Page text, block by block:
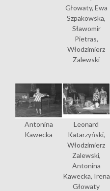
Głowaty, Ewa
Szpakowska,
Sławomir
Pietras,
Włodzimierz
Zalewski
Antonina
Kawecka
Leonard
Katarzyński,
Włodzimierz
Zalewski,
Antonina
Kawecka, Irena
Głowaty